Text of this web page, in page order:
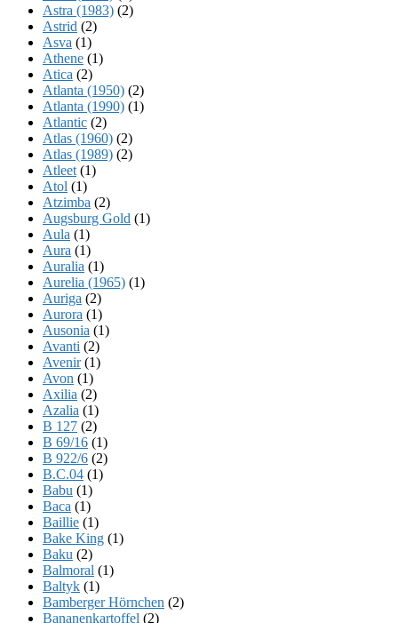
Astra (1983) (2)
Astrid (2)
Asva (1)
Athene (1)
Atica (2)
Atlanta (1950) (2)
Atlanta (1990) (1)
Atlantic (2)
Atlas (1960) (2)
Atlas (1989) (2)
Atleet (1)
Atol (1)
Atzimba (2)
Augsburg Gold (1)
Aula (1)
Aura (1)
Auralia (1)
Aurelia (1965) (1)
Auriga (2)
Aurora (1)
Ausonia (1)
Avanti (2)
Avenir(1)
Avon (1)
Axilia (2)
Azalia (1)
B 127 (2)
B 69/16 (1)
B 922/6 (2)
B.C.04 (1)
Babu (1)
Baca (1)
Baillie (1)
Bake King (1)
Baku (2)
Balmoral (1)
Baltyk (1)
Bamberger Hörnchen (2)
Bananenkartoffel (2)